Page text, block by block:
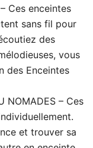
Ces enceintes
sans fil pour
des
vous
des Enceintes
NOMADES – Ces
et trouver sa